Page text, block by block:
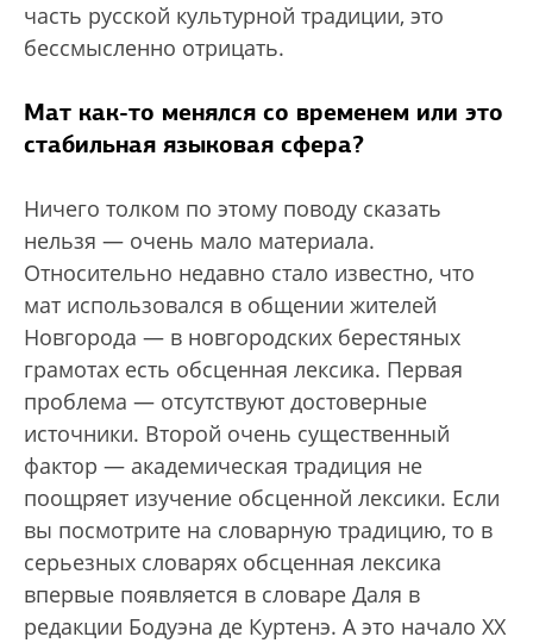
часть русской культурной традиции, это
бессмысленно отрицать.
Мат как-то менялся со временем или это
стабильная языковая сфера?
Ничего толком по этому поводу сказать
нельзя — очень мало материала.
Относительно недавно стало известно, что
мат использовался в общении жителей
Новгорода — в новгородских берестяных
грамотах есть обсценная лексика. Первая
проблема — отсутствуют достоверные
источники. Второй очень существенный
фактор — академическая традиция не
поощряет изучение обсценной лексики. Если
вы посмотрите на словарную традицию, то в
серьезных словарях обсценная лексика
впервые появляется в словаре Даля в
редакции Бодуэна де Куртенэ. А это начало XX